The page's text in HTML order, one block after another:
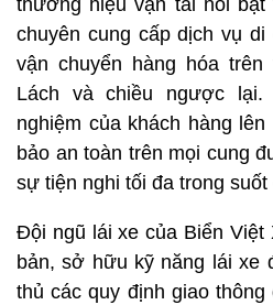
thương hiệu vận tải nổi
chuyên cung cấp dịch vụ
vận chuyển hàng hóa
Lách và chiều ngược
nghiệm của khách hàng
bảo an toàn trên mọi cung
sự tiện nghi tối đa trong suốt
Đội ngũ lái xe của Biển Việt
bản, sở hữu kỹ năng lái xe
thủ các quy định giao